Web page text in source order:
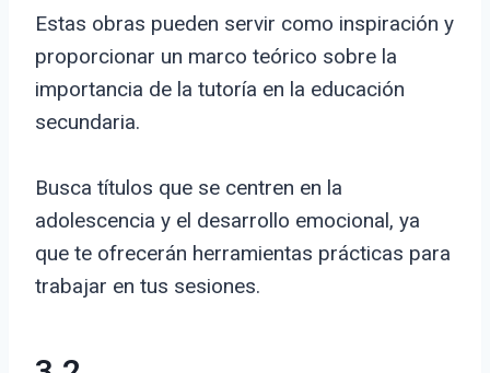
Estas obras pueden servir como inspiración y
proporcionar un marco teórico sobre la
importancia de la tutoría en la educación
secundaria.
Busca títulos que se centren en la
adolescencia y el desarrollo emocional, ya
que te ofrecerán herramientas prácticas para
trabajar en tus sesiones.